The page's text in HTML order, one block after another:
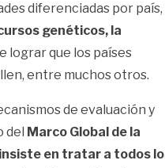
diferenciadas por país,
genéticos, la
lograr que los países
entre muchos otros.
de evaluación y
del Marco Global de la
insiste en tratar a todos